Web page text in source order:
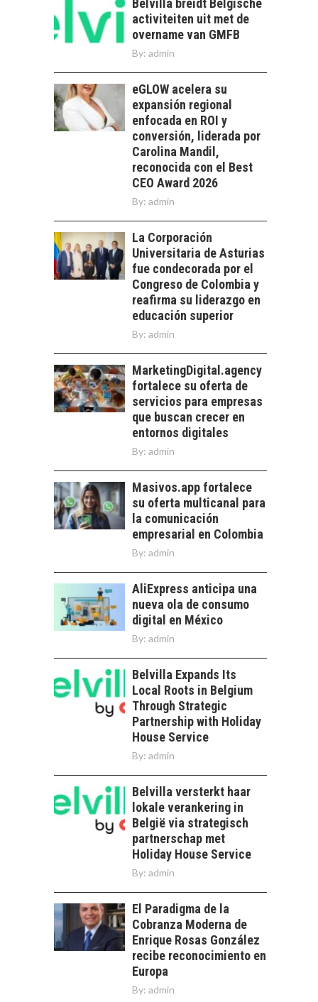
El tipo de cambio
como factor
determinante en la
FINANCIAMIENTO
PARA PYMES EN
CHILE:
ALTERNATIVAS MÁS
ALLÁ DEL CRÉDITO
BANCARIO
Financiamiento para
pymes en Chile:
alternativas que
LOS SERVICIOS
DIGITALES
EXPORTADOS DESDE
CHILE
El auge de las
exportaciones de
servicios digitales en
Chile:…
TURISMO EN EL
ATACAMA:
OPORTUNIDADES
PARA EL
DESARROLLO LOCAL
El Desierto de
Atacama: Motor
Estratégico para el
Desarrollo Turístico…
LA INDUSTRIA
MINERA CHILENA
FRENTE AL DESAFÍO
DE LA
SOSTENIBILIDAD
Minería chilena: un
pilar estratégico ante
el reto ineludible de…
Belvilla breidt Belgische
activiteiten uit met de
overname van GMFB
By: admin
eGLOW acelera su
expansión regional
enfocada en ROI y
conversión, liderada por
Carolina Mandil,
reconocida con el Best
CEO Award 2026
By: admin
La Corporación
Universitaria de Asturias
fue condecorada por el
Congreso de Colombia y
reafirma su liderazgo en
educación superior
By: admin
MarketingDigital.agency
fortalece su oferta de
servicios para empresas
que buscan crecer en
entornos digitales
By: admin
Masivos.app fortalece
su oferta multicanal para
la comunicación
empresarial en Colombia
By: admin
AliExpress anticipa una
nueva ola de consumo
digital en México
By: admin
Belvilla Expands Its
Local Roots in Belgium
Through Strategic
Partnership with Holiday
House Service
By: admin
Belvilla versterkt haar
lokale verankering in
België via strategisch
partnerschap met
Holiday House Service
By: admin
El Paradigma de la
Cobranza Moderna de
Enrique Rosas González
recibe reconocimiento en
Europa
By: admin